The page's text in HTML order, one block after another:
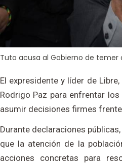
Tuto acusa al Gobierno de temer
El expresidente y líder de
Rodrigo Paz para enfrentar
asumir decisiones firmes
Durante declaraciones
que la atención de la
acciones concretas para